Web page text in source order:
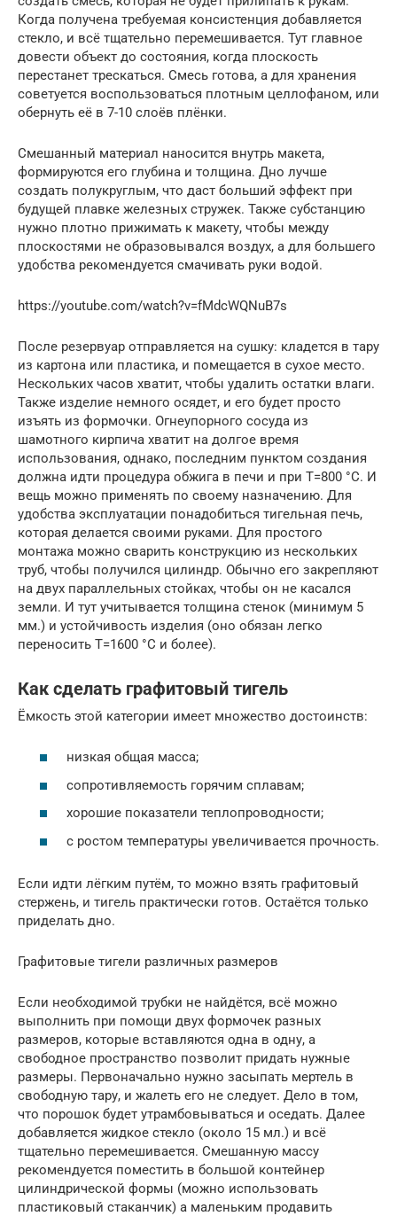
Когда получена требуемая консистенция добавляется
стекло, и всё тщательно перемешивается. Тут главное
довести объект до состояния, когда плоскость
перестанет трескаться. Смесь готова, а для хранения
советуется воспользоваться плотным целлофаном, или
обернуть её в 7-10 слоёв плёнки.
Смешанный материал наносится внутрь макета,
формируются его глубина и толщина. Дно лучше
создать полукруглым, что даст больший эффект при
будущей плавке железных стружек. Также субстанцию
нужно плотно прижимать к макету, чтобы между
плоскостями не образовывался воздух, а для большего
удобства рекомендуется смачивать руки водой.
https://youtube.com/watch?v=fMdcWQNuB7s
После резервуар отправляется на сушку: кладется в тару
из картона или пластика, и помещается в сухое место.
Нескольких часов хватит, чтобы удалить остатки влаги.
Также изделие немного осядет, и его будет просто
изъять из формочки. Огнеупорного сосуда из
шамотного кирпича хватит на долгое время
использования, однако, последним пунктом создания
должна идти процедура обжига в печи и при Т=800 °С. И
вещь можно применять по своему назначению. Для
удобства эксплуатации понадобиться тигельная печь,
которая делается своими руками. Для простого
монтажа можно сварить конструкцию из нескольких
труб, чтобы получился цилиндр. Обычно его закрепляют
на двух параллельных стойках, чтобы он не касался
земли. И тут учитывается толщина стенок (минимум 5
мм.) и устойчивость изделия (оно обязан легко
переносить Т=1600 °С и более).
Как сделать графитовый тигель
Ёмкость этой категории имеет множество достоинств:
низкая общая масса;
сопротивляемость горячим сплавам;
хорошие показатели теплопроводности;
с ростом температуры увеличивается прочность.
Если идти лёгким путём, то можно взять графитовый
стержень, и тигель практически готов. Остаётся только
приделать дно.
Графитовые тигели различных размеров
Если необходимой трубки не найдётся, всё можно
выполнить при помощи двух формочек разных
размеров, которые вставляются одна в одну, а
свободное пространство позволит придать нужные
размеры. Первоначально нужно засыпать мертель в
свободную тару, и жалеть его не следует. Дело в том,
что порошок будет утрамбовываться и оседать. Далее
добавляется жидкое стекло (около 15 мл.) и всё
тщательно перемешивается. Смешанную массу
рекомендуется поместить в большой контейнер
цилиндрической формы (можно использовать
пластиковый стаканчик) а маленьким продавить